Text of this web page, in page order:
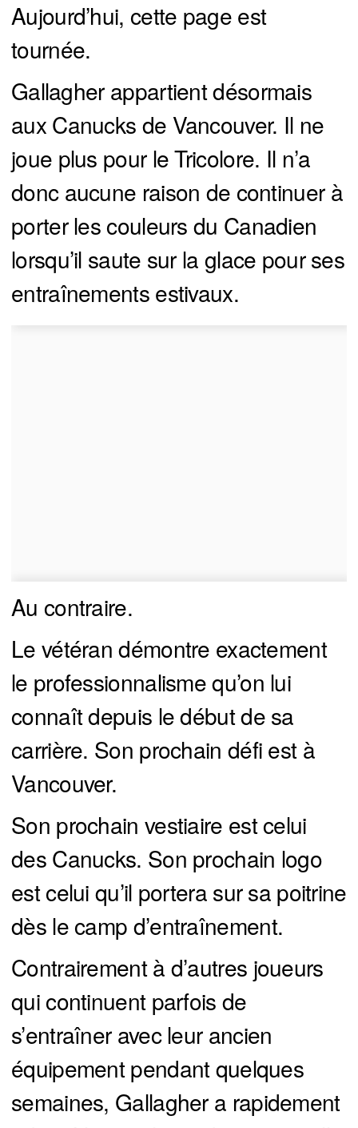
Aujourd’hui, cette page est
tournée.
Gallagher appartient désormais
aux Canucks de Vancouver. Il ne
joue plus pour le Tricolore. Il n’a
donc aucune raison de continuer à
porter les couleurs du Canadien
lorsqu’il saute sur la glace pour ses
entraînements estivaux.
Au contraire.
Le vétéran démontre exactement
le professionnalisme qu’on lui
connaît depuis le début de sa
carrière. Son prochain défi est à
Vancouver.
Son prochain vestiaire est celui
des Canucks. Son prochain logo
est celui qu’il portera sur sa poitrine
dès le camp d’entraînement.
Contrairement à d’autres joueurs
qui continuent parfois de
s’entraîner avec leur ancien
équipement pendant quelques
semaines, Gallagher a rapidement